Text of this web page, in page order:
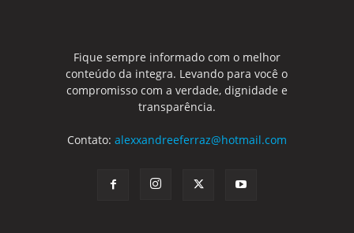
Fique sempre informado com o melhor
conteúdo da integra. Levando para você o
compromisso com a verdade, dignidade e
transparência.
Contato: alexxandreeferraz@hotmail.com